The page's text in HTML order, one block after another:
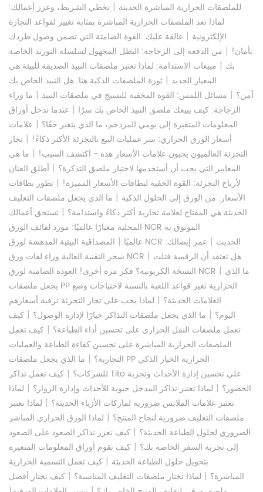
للملصقات الحرارية المباشرة الحديثة | تخطي الشريط، وعزز أعمالك:
لماذا تعد الملصقات الحرارية المباشرة بمثابة تغيير لقواعد التجارة
الإلكترونية | عالقة عليك: القوة الصامتة التي تضمن وصول طردك
بأمان! | من الدفعة إلى الزجاجة: البطل المجهول لسلسلة التوريد الخاصة
بك | مبيعات الاستدامة: لماذا تعتبر ملصقات النبيذ الصديقة للبيئة هي
المعيار الجديد | ثورة الملصقات الذكية هنا: هل النبيذ الخاص بك
آمن؟ | مسائل اللمس: القوة المخفية للنسيج في ملصقات النبيذ | ما وراء
الزجاجة: كيف يبيعك ملصق النبيذ الخاص بك سرًا | عندما تدخل أوراق
المعلومات المتغيرة إلى يومي المزدحم، ما الذي يتغير حقًا؟ | علامات
أسعار الورق الحراري: سر عمليات البيع بالتجزئة الأكثر ذكاءً! | تجار
التجزئة العالميون يحبون علامات الأسعار هذه - اكتشف السبب! | ما هي
المعايير التي يجب أن أستخدمها لاختيار ملصق التذكرة؟ | أطلق العنان
لأرباح التجزئة: القوة الخفية لبطاقات الأسعار المميزة! | تطور بطاقات
الأسعار: من الورق إلى الحلول الذكية | ما الذي يجعل ملصقات التغليف
الحديثة هي المفتاح لعلامة تجارية أكثر ذكاءً واستدامة؟ | تستحق أعمالك
المحلية معيارًا عالميًا: مورد لفائف الورق NCR الموثوق به
عالميًا | المصداقية البيئية المدهشة لورق NCR الحديث | عمر إيصالك:
سحر التقنية العالية وراء لفات ورق NCR | هل تعتقد أن الرقمية قتلت
النسخة الكربونية؟ فكر مرة أخرى! العودة الصامتة لورق NCR | ما الذي
يجعل ملصقات PP الحرارية تغير قواعد اللعبة بالنسبة لاحتياجات وضع
العلامات الحديثة؟ | لماذا يجب على تجار التجزئة ترقية أسعارهم
اليوم؟ | ما الذي يجعل ملصقات التذاكر خيارًا لإدارة الوصول؟ | كيف
تعمل ملصقات النقل الحراري على تحسين أداء الطباعة؟ | كيف تعمل
الملصقات الحرارية المباشرة على تحسين كفاءة الطباعة والعمليات
التجارية؟ | ما الذي يجعل ملصقات PP الحرارية الخيار الذكي
للشركات؟ | كيف تعمل تذاكر Tito على تحسين إدارة الأحداث وتجربة
الحضور؟ | لماذا تعتبر تذاكر المدخل حيوية للأحداث وإدارة الزوار؟ | لماذا
تعتبر علامات الملابس ضرورية لماركات الأزياء الحديثة؟ | لماذا تعتبر
ملصقات التغليف ضرورية لنجاح المنتج؟ | لماذا الورق الحراري المباشر
الضروري لحلول الطباعة الحديثة؟ | كيف تعزز تذاكر الصعود على الصعود
إلى تجربة السفر الخاصة بك؟ | كيف تقوم أوراق المعلومات المتغيرة
بتحويل حلول الطباعة الحديثة | كيف تعمل التسمية الحرارية
المباشرة؟ | لماذا تختار ملصقات التغليف المناسبة؟ | كيف تختار أفضل